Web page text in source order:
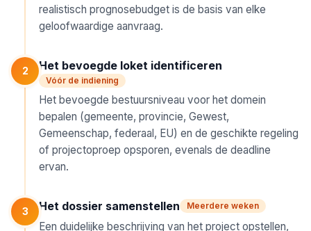
realistisch prognosebudget is de basis van elke
geloofwaardige aanvraag.
2 Het bevoegde loket identificeren
Vóór de indiening
Het bevoegde bestuursniveau voor het domein
bepalen (gemeente, provincie, Gewest,
Gemeenschap, federaal, EU) en de geschikte regeling
of projectoproep opsporen, evenals de deadline
ervan.
3 Het dossier samenstellen Meerdere weken
Een duidelijke beschrijving van het project opstellen,